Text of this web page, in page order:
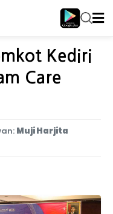
Kediri
Care
Muji Harjita